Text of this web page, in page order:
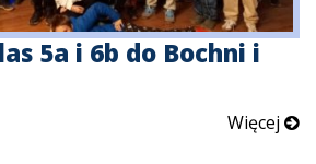
5a i 6b do Bochni i
Więcej